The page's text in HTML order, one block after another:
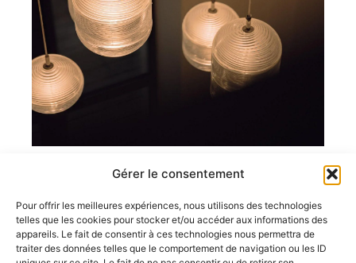
Gérer le consentement
Pour offrir les meilleures expériences, nous utilisons des technologies
telles que les cookies pour stocker et/ou accéder aux informations des
appareils. Le fait de consentir à ces technologies nous permettra de
traiter des données telles que le comportement de navigation ou les ID
Fête des mères
En savoir plus